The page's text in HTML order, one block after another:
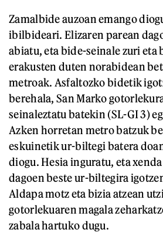
Zamalbide auzoan emango
ibilbideari. Elizaren parean
abiatu, eta bide-seinale zuri eta
erakusten duten norabidean
metroak. Asfaltozko bidetik
berehala, San Marko
seinaleztatu batekin (SL-GI 3)
Azken horretan metro batzuk
eskuinetik ur-biltegi batera
diogu. Hesia inguratu, eta
dagoen beste ur-biltegira
Aldapa motz eta bizia atzean
gotorlekuaren magala
zabala hartuko dugu.